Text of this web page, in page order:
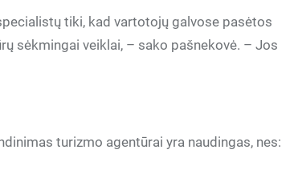
tiki, kad vartotojų galvose pasėtos
sėkmingai veiklai, – sako pašnekovė. – Jos
turizmo agentūrai yra naudingas, nes: